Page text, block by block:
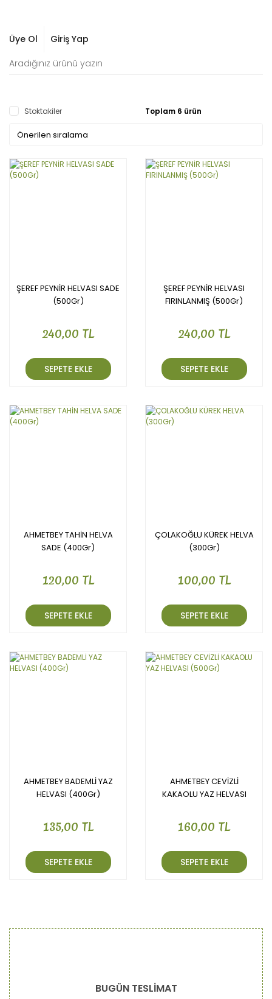
Üye Ol Giriş Yap
Stoktakiler Toplam 6 ürün
ŞEREF PEYNİR HELVASI SADE
(500Gr)
240,00 TL
SEPETE EKLE
ŞEREF PEYNİR HELVASI
FIRINLANMIŞ (500Gr)
240,00 TL
SEPETE EKLE
AHMETBEY TAHİN HELVA
SADE (400Gr)
120,00 TL
SEPETE EKLE
ÇOLAKOĞLU KÜREK HELVA
(300Gr)
100,00 TL
SEPETE EKLE
AHMETBEY BADEMLİ YAZ
HELVASI (400Gr)
135,00 TL
SEPETE EKLE
AHMETBEY CEVİZLİ
KAKAOLU YAZ HELVASI
160,00 TL
SEPETE EKLE
BUGÜN TESLİMAT